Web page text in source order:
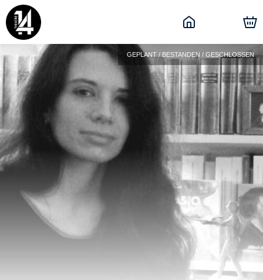
GEPLANT / BESTANDEN / GESCHLOSSEN